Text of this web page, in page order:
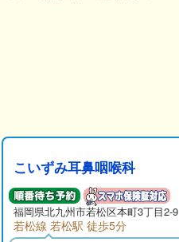
こいずみ耳鼻咽喉科
福岡県北九州市若松区本町3丁目2-9
若松線 若松駅 徒歩5分